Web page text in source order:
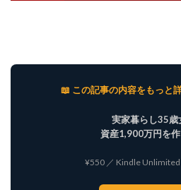
📖 この記事の内容をもっと
実家暮らし35歳
資産1,900万円を
¥550 ／ Kindle